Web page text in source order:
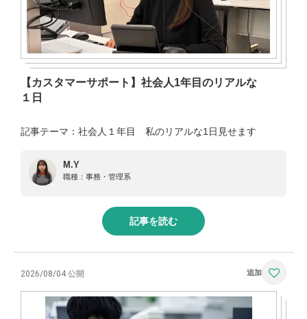
【カスタマーサポート】社会人1年目のリアルな
１日
記事テーマ：社会人１年目 私のリアルな1日見せます
M.Y
職種： 事務・管理系
記事を読む
2026/08/04 公開